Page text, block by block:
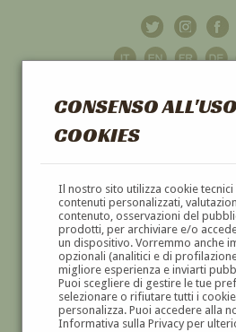
CONSENSO
COOKIES
Il nostro sito utilizza cookie tecnici
contenuti personalizzati,
contenuto, osservazioni del
prodotti, per archiviare e/o
un dispositivo. Vorremmo anche
opzionali (analitici e di
migliore esperienza e inviarti
Puoi scegliere di gestire le tue
selezionare o rifiutare tutti i
personalizza. Puoi accedere alla
Informativa sulla Privacy per
GALLERIAD'ARTE
DIPINTI E